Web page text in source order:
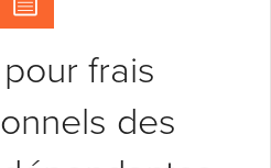
frais
des